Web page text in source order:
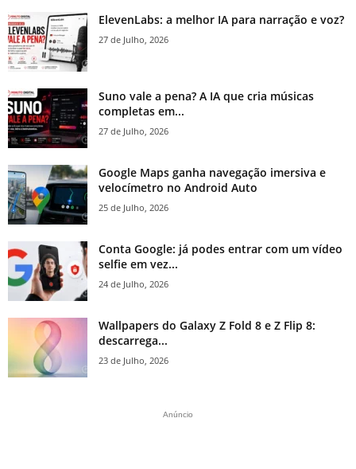
ElevenLabs: a melhor IA para narração e voz?
27 de Julho, 2026
Suno vale a pena? A IA que cria músicas
completas em...
27 de Julho, 2026
Google Maps ganha navegação imersiva e
velocímetro no Android Auto
25 de Julho, 2026
Conta Google: já podes entrar com um vídeo
selfie em vez...
24 de Julho, 2026
Wallpapers do Galaxy Z Fold 8 e Z Flip 8:
descarrega...
23 de Julho, 2026
Anúncio